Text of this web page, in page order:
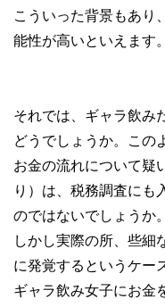
こういった背景もあり
能性が高いといえます。
それでは、ギャラ飲み
どうでしょうか。この
お金の流れについて疑
り）は、税務調査にも
のではないでしょうか。
しかし実際の所、些細
に発覚するというケー
ギャラ飲み女子にお金